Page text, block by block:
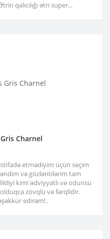
qalıcılığı ətri super...
Charnel
etmədiyim üçün seçim
və gözləntilərim tam
kimi ədviyyatlı və odunsu
zövqlü və fərqlidir.
edirəm!..